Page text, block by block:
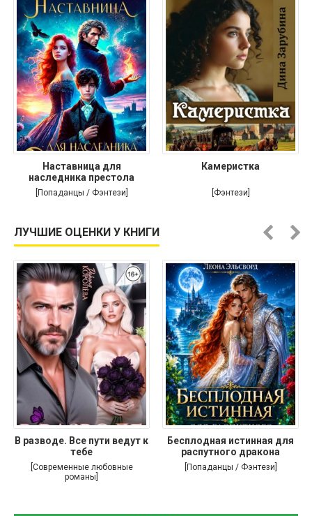
Наставница для
наследника престола
[Попаданцы / Фэнтези]
Камеристка
[Фэнтези]
ЛУЧШИЕ ОЦЕНКИ У КНИГИ
В разводе. Все пути ведут к
тебе
[Современные любовные
романы]
Бесплодная истинная для
распутного дракона
[Попаданцы / Фэнтези]